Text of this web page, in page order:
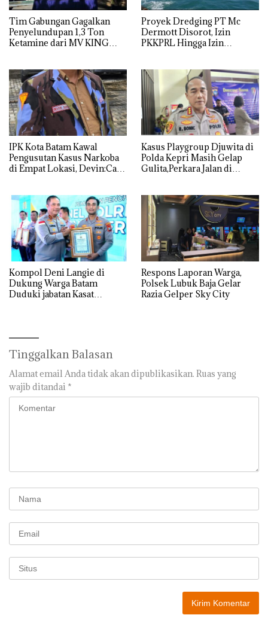
Tim Gabungan Gagalkan
Penyelundupan 1,3 Ton
Ketamine dari MV KING
Proyek Dredging PT Mc
Dermott Disorot, Izin
PKKPRL Hingga Izin
IPK Kota Batam Kawal
Pengusutan Kasus Narkoba
di Empat Lokasi, Devin:Cari
Kasus Playgroup Djuwita di
Polda Kepri Masih Gelap
Gulita,Perkara Jalan di
Kompol Deni Langie di
Dukung Warga Batam
Duduki jabatan Kasat
Respons Laporan Warga,
Polsek Lubuk Baja Gelar
Razia Gelper Sky City
Tinggalkan Balasan
Alamat email Anda tidak akan dipublikasikan. Ruas yang
wajib ditandai *